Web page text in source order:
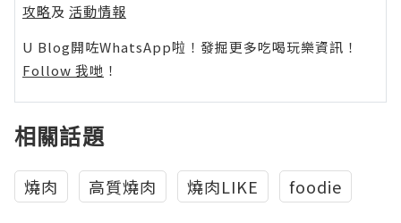
攻略及 活動情報
U Blog開咗WhatsApp啦！發掘更多吃喝玩樂資訊！
Follow 我哋 ！
相關話題
燒肉 高質燒肉 燒肉LIKE foodie